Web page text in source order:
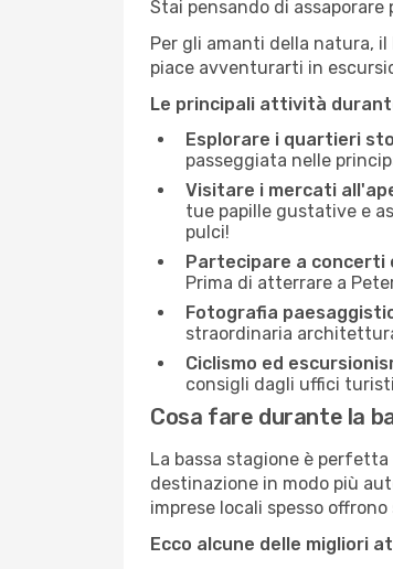
Stai pensando di
Per gli amanti della natura,
piace avventurarti in
Le principali attività
Esplorare i quartieri
passeggiata nelle
Visitare i mercati
tue papille gustative e
pulci!
Partecipare a concerti
Prima di atterrare a
Fotografia
straordinaria
Ciclismo ed
consigli dagli uffici
Cosa fare durante la
La bassa stagione è
destinazione in modo più
imprese locali spesso
Ecco alcune delle migliori